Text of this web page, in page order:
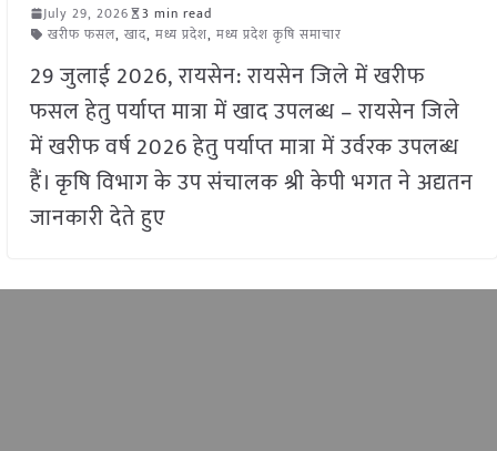
July 29, 2026
3 min read
खरीफ फसल, खाद, मध्य प्रदेश, मध्य प्रदेश कृषि समाचार
29 जुलाई 2026, रायसेन: रायसेन जिले में खरीफ
फसल हेतु पर्याप्त मात्रा में खाद उपलब्ध – रायसेन जिले
में खरीफ वर्ष 2026 हेतु पर्याप्त मात्रा में उर्वरक उपलब्ध
हैं। कृषि विभाग के उप संचालक श्री केपी भगत ने अद्यतन
जानकारी देते हुए